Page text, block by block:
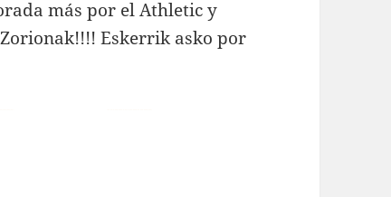
más por el Athletic y
Eskerrik asko por